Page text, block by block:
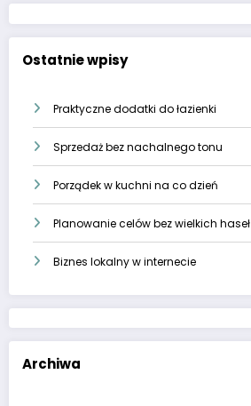
Ostatnie wpisy
Praktyczne dodatki do łazienki
Sprzedaż bez nachalnego tonu
Porządek w kuchni na co dzień
Planowanie celów bez wielkich haseł
Biznes lokalny w internecie
Archiwa